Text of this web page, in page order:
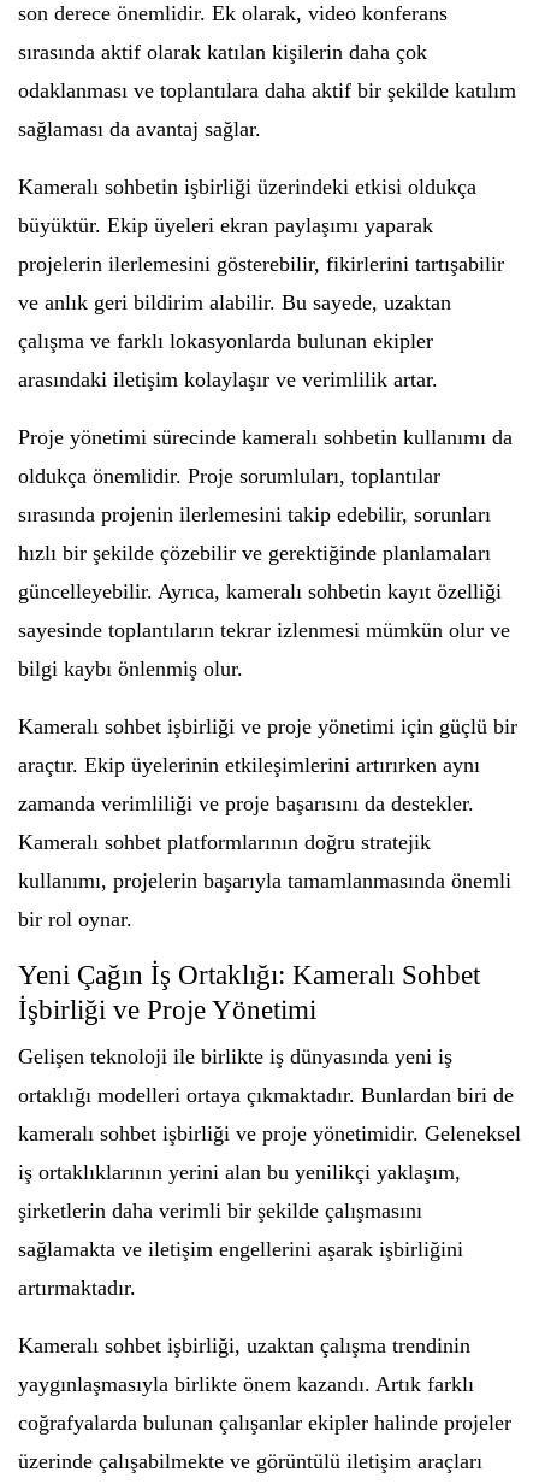
son derece önemlidir. Ek olarak, video konferans
sırasında aktif olarak katılan kişilerin daha çok
odaklanması ve toplantılara daha aktif bir şekilde katılım
sağlaması da avantaj sağlar.
Kameralı sohbetin işbirliği üzerindeki etkisi oldukça
büyüktür. Ekip üyeleri ekran paylaşımı yaparak
projelerin ilerlemesini gösterebilir, fikirlerini tartışabilir
ve anlık geri bildirim alabilir. Bu sayede, uzaktan
çalışma ve farklı lokasyonlarda bulunan ekipler
arasındaki iletişim kolaylaşır ve verimlilik artar.
Proje yönetimi sürecinde kameralı sohbetin kullanımı da
oldukça önemlidir. Proje sorumluları, toplantılar
sırasında projenin ilerlemesini takip edebilir, sorunları
hızlı bir şekilde çözebilir ve gerektiğinde planlamaları
güncelleyebilir. Ayrıca, kameralı sohbetin kayıt özelliği
sayesinde toplantıların tekrar izlenmesi mümkün olur ve
bilgi kaybı önlenmiş olur.
Kameralı sohbet işbirliği ve proje yönetimi için güçlü bir
araçtır. Ekip üyelerinin etkileşimlerini artırırken aynı
zamanda verimliliği ve proje başarısını da destekler.
Kameralı sohbet platformlarının doğru stratejik
kullanımı, projelerin başarıyla tamamlanmasında önemli
bir rol oynar.
Yeni Çağın İş Ortaklığı: Kameralı Sohbet
İşbirliği ve Proje Yönetimi
Gelişen teknoloji ile birlikte iş dünyasında yeni iş
ortaklığı modelleri ortaya çıkmaktadır. Bunlardan biri de
kameralı sohbet işbirliği ve proje yönetimidir. Geleneksel
iş ortaklıklarının yerini alan bu yenilikçi yaklaşım,
şirketlerin daha verimli bir şekilde çalışmasını
sağlamakta ve iletişim engellerini aşarak işbirliğini
artırmaktadır.
Kameralı sohbet işbirliği, uzaktan çalışma trendinin
yaygınlaşmasıyla birlikte önem kazandı. Artık farklı
coğrafyalarda bulunan çalışanlar ekipler halinde projeler
üzerinde çalışabilmekte ve görüntülü iletişim araçları